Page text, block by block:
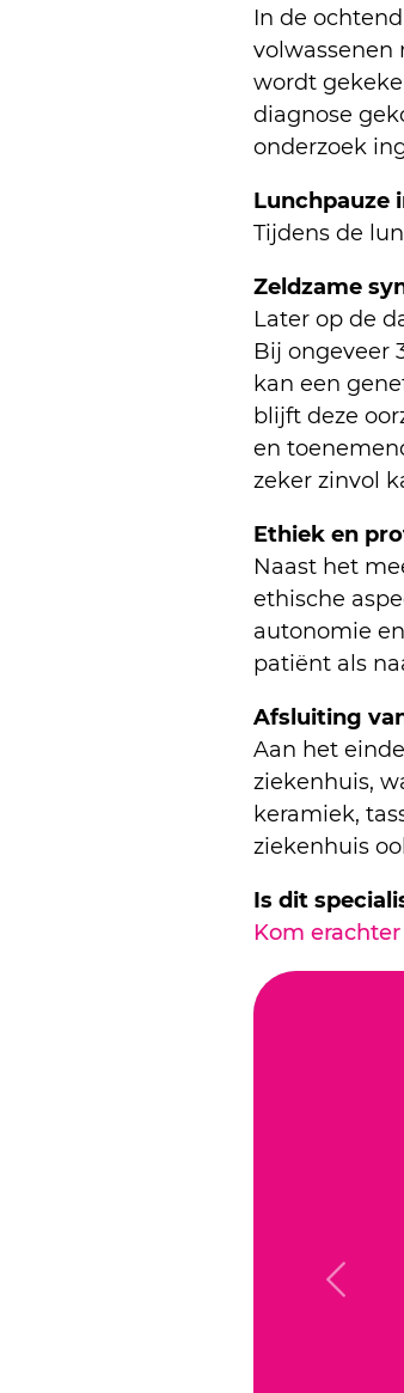
In de
volwassenen
wordt
diagnose
onderzoek
Lunchpauze
Tijdens de
Zeldzame
Later op de
Bij ongeveer
kan een
blijft deze
en
zeker zinvol
Ethiek en
Naast het
ethische
autonomie
patiënt als
Afsluiting
Aan het
ziekenhuis,
keramiek,
ziekenhuis
Is dit
Kom
Previous